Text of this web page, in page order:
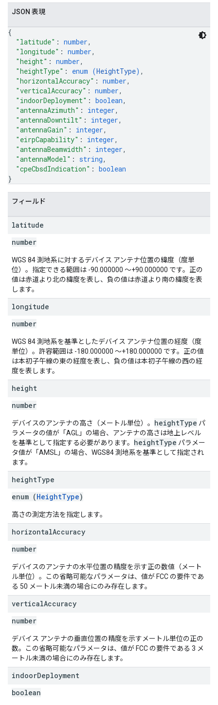
JSON 表現
{
"latitude" : number,
"longitude" : number,
"height" : number,
"heightType" : enum (HeightType) ,
"horizontalAccuracy" : number,
"verticalAccuracy" : number,
"indoorDeployment" : boolean,
"antennaAzimuth" : integer,
"antennaDowntilt" : integer,
"antennaGain" : integer,
"eirpCapability" : integer,
"antennaBeamwidth" : integer,
"antennaModel" : string,
"cpeCbsdIndication" : boolean
}
フィールド
latitude
number
WGS 84 測地系に対するデバイス アンテナ位置の緯度（度単
位）。指定できる範囲は -90.000000 ～+90.000000 です。正の
値は赤道より北の緯度を表し、負の値は赤道より南の緯度を表
します。
longitude
number
WGS 84 測地系を基準としたデバイス アンテナ位置の経度（度
単位）。許容範囲は -180.000000 ～+180.000000 です。正の値
は本初子午線の東の経度を表し、負の値は本初子午線の西の経
度を表します。
height
number
デバイスのアンテナの高さ（メートル単位）。 heightType パ
ラメータの値が「AGL」の場合、アンテナの高さは地上レベル
を基準として指定する必要があります。 heightType パラメー
タ値が「AMSL」の場合、WGS84 測地系を基準として指定され
ます。
heightType
enum (HeightType)
高さの測定方法を指定します。
horizontalAccuracy
number
デバイスのアンテナの水平位置の精度を示す正の数値（メート
ル単位）。この省略可能なパラメータは、値が FCC の要件であ
る 50 メートル未満の場合にのみ存在します。
verticalAccuracy
number
デバイス アンテナの垂直位置の精度を示すメートル単位の正の
数。この省略可能なパラメータは、値が FCC の要件である 3 メ
ートル未満の場合にのみ存在します。
indoorDeployment
boolean